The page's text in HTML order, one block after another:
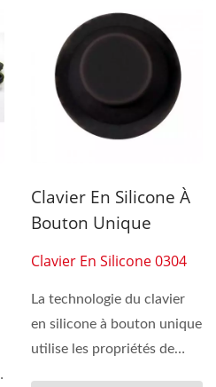
Clavier En Silicone À
Bouton Unique
Clavier En Silicone 0304
La technologie du clavier
en silicone à bouton unique
utilise les propriétés de